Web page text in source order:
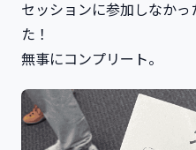
セッションに参加しなか
た！
無事にコンプリート。